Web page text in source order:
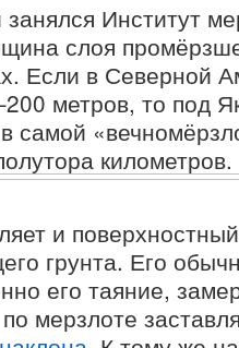
Институт
слоя
Если в Северной
метров, то под
самой
километров.
и
грунта. Его
его таяние,
мерзлоте